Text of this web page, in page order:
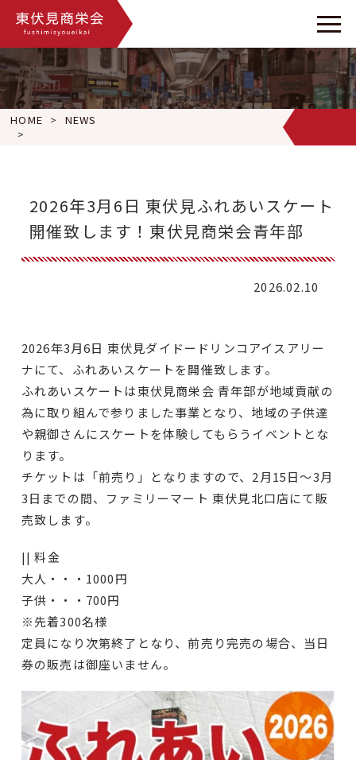
HOME
NEWS
2026年3月6日 東伏見ふれあいスケート 開催致します！東伏見
2026年3月6日 東伏見ふれあいスケート
開催致します！東伏見商栄会青年部
2026.02.10
2026年3月6日 東伏見ダイドードリンコアイスアリー
ナにて、ふれあいスケートを開催致します。
ふれあいスケートは東伏見商栄会 青年部が地域貢献の
為に取り組んで参りました事業となり、地域の子供達
や親御さんにスケートを体験してもらうイベントとな
ります。
チケットは「前売り」となりますので、2月15日～3月
3日までの間、ファミリーマート 東伏見北口店にて販
売致します。
|| 料金
大人・・・1000円
子供・・・700円
※先着300名様
定員になり次第終了となり、前売り完売の場合、当日
券の販売は御座いません。